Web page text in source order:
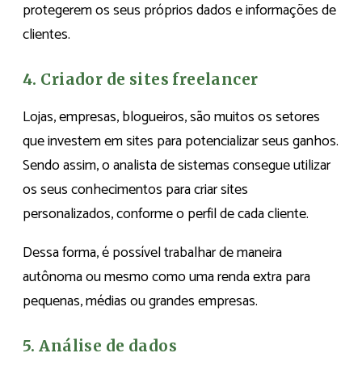
protegerem os seus próprios dados e informações de
clientes.
4. Criador de sites freelancer
Lojas, empresas, blogueiros, são muitos os setores
que investem em sites para potencializar seus ganhos.
Sendo assim, o analista de sistemas consegue utilizar
os seus conhecimentos para criar sites
personalizados, conforme o perfil de cada cliente.
Dessa forma, é possível trabalhar de maneira
autônoma ou mesmo como uma renda extra para
pequenas, médias ou grandes empresas.
5. Análise de dados